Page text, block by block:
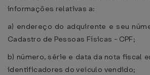
informações relativas a:
a) endereço do adquirente e seu
Cadastro de Pessoas Físicas - CPF;
b) número, série e data da nota fiscal
identificadores do veículo vendido;